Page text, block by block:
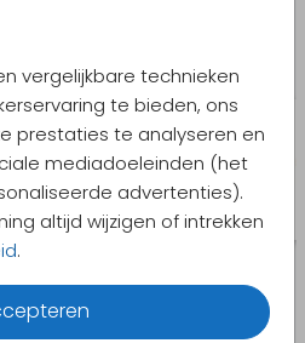
vergelijkbare technieken
te bieden, ons
prestaties te analyseren en
mediadoeleinden (het
advertenties).
altijd wijzigen of intrekken
.